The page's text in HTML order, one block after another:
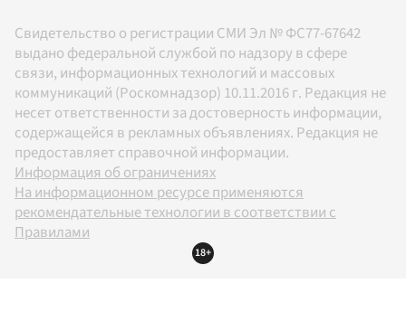
Свидетельство о регистрации СМИ Эл № ФС77-67642
выдано федеральной службой по надзору в сфере
связи, информационных технологий и массовых
коммуникаций (Роскомнадзор) 10.11.2016 г. Редакция не
несет ответственности за достоверность информации,
содержащейся в рекламных объявлениях. Редакция не
предоставляет справочной информации.
Информация об ограничениях
На информационном ресурсе применяются
рекомендательные технологии в соответствии с
Правилами
18+